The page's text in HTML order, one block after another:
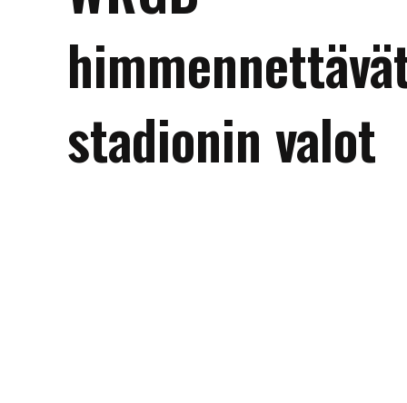
stadionin valot